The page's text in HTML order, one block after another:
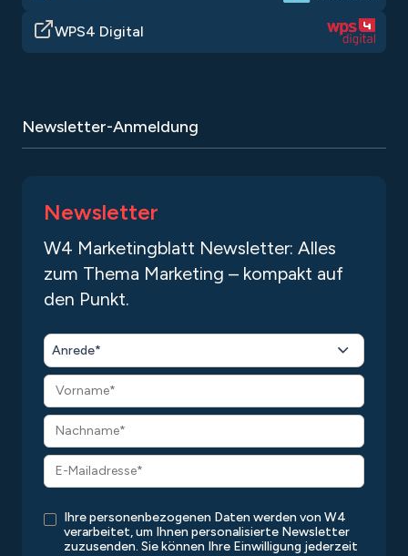
WPS4 Digital
Newsletter-Anmeldung
Newsletter
W4 Marketingblatt Newsletter: Alles
zum Thema Marketing – kompakt auf
den Punkt.
Anrede*
Ihre personenbezogenen Daten werden von W4
verarbeitet, um Ihnen personalisierte Newsletter
zuzusenden. Sie können Ihre Einwilligung jederzeit